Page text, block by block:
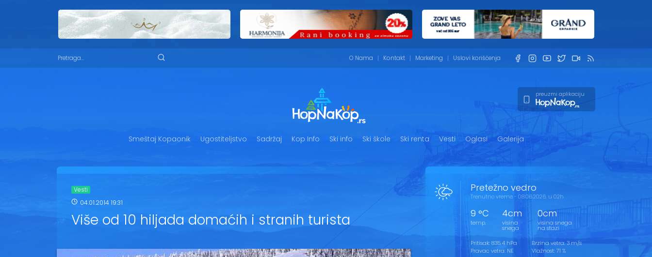
O Nama Kontakt Marketing Uslovi korišćenja
preuzmi aplikaciju
Smeštaj Kopaonik Ugostiteljstvo Sadržaj Kop Info Ski info Ski škole Ski renta Vesti Oglasi Galerija
Vesti
04.01.2014 19:31
Više od 10 hiljada domaćih i stranih turista
Pretežno vedro
Trenutno vreme - 08.06.2026. u 02h
9 °C
temp.
4cm
visina
snega
0cm
visina snega
na stazi
Pritisak: 835.4 hPa
Pravac vetra: NE
Brzina vetra: 3 m/s
Vlažnost: 71 %